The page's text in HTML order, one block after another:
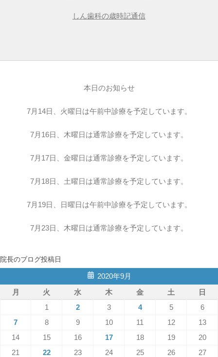
しん歯科の歳時記通信
本日のお知らせ
7月14日、火曜日は午前中診療を予定しています。
7月16日、木曜日は通常診療を予定しています。
7月17日、金曜日は通常診療を予定しています。
7月18日、土曜日は通常診療を予定しています。
7月19日、日曜日は午前中診療を予定しています。
7月23日、木曜日は通常診療を予定しています。
院長のブログ投稿日
2020年9月
月
火 水 木 金 土
日
1
2 3 4 5
6
7
8 9 10 11 12
13
14
15 16 17 18 19
20
21
22 23 24 25 26
27